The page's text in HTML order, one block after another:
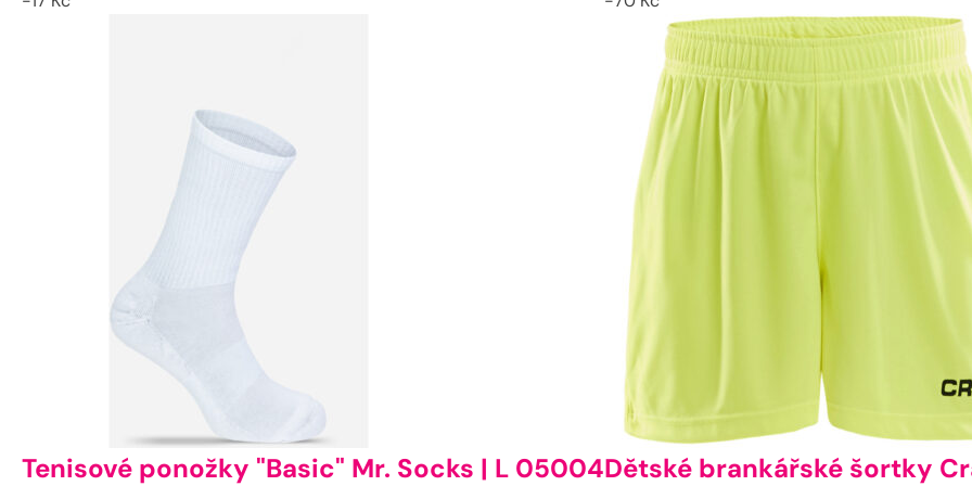
Tenisové ponožky "Basic" Mr. Socks | L 05004Dětské brankářské šortky